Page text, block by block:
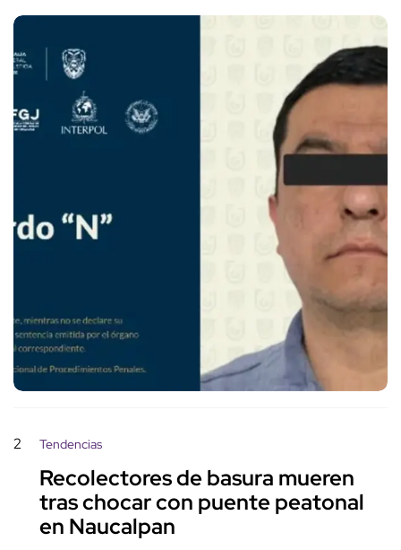
2 Tendencias
Recolectores de basura mueren
tras chocar con puente peatonal
en Naucalpan